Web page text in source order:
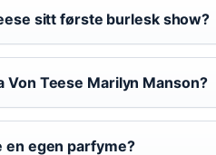
sitt første burlesk show?
Von Teese Marilyn Manson?
en egen parfyme?